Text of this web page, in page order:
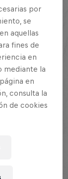
Quito en
Final
por
se
aquellas
fines de
en
mediante la
en
consulta la
de cookies